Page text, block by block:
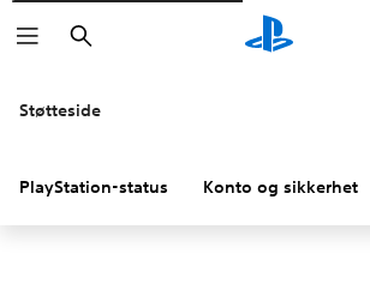
Søk
Støtteside
PlayStation-status Konto og sikkerhet